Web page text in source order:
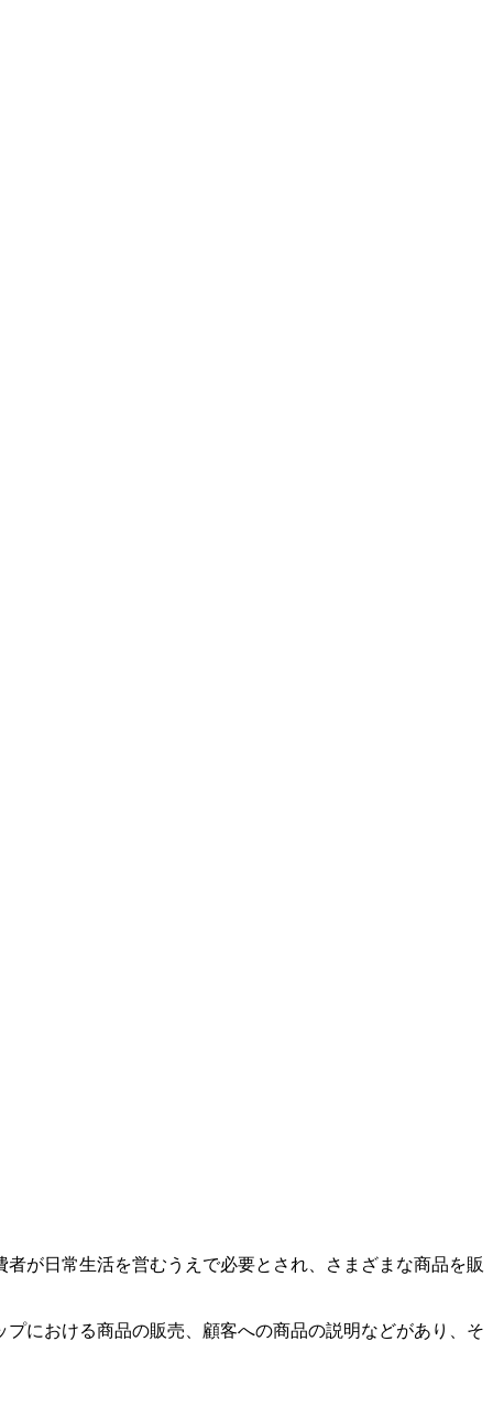
が日常生活を営むうえで必要とされ、さまざまな商品を販
における商品の販売、顧客への商品の説明などがあり、そ